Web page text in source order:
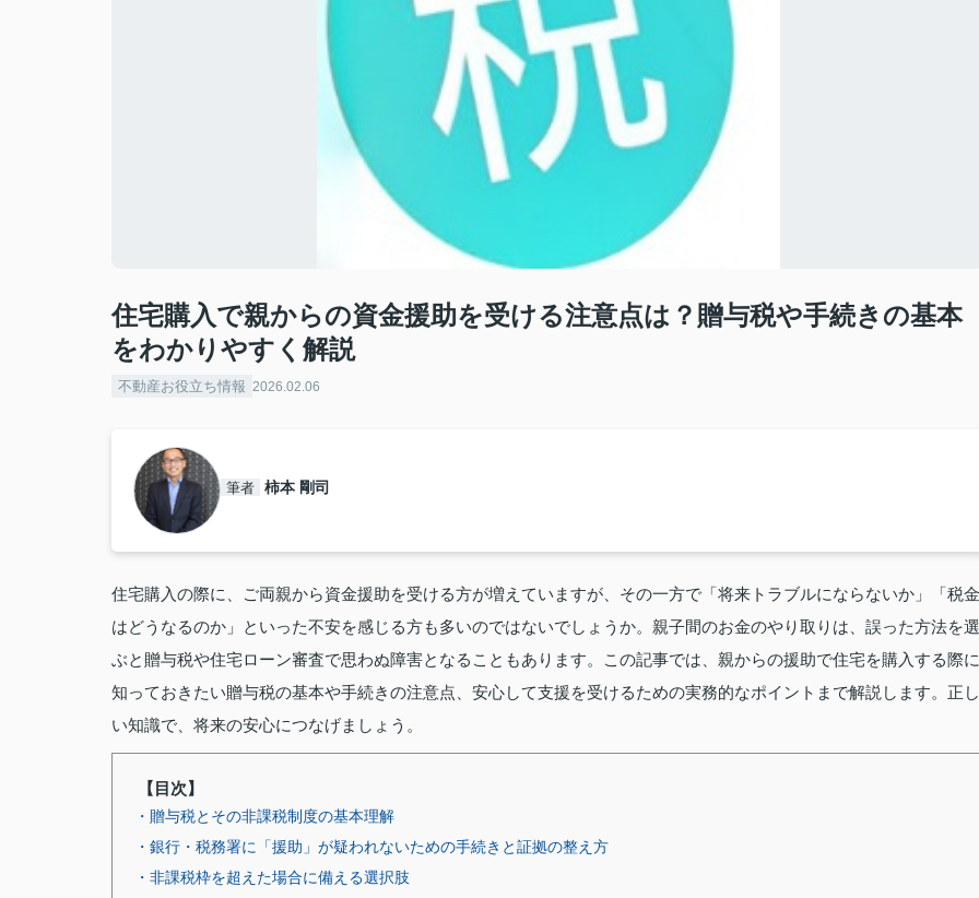
住宅購入で親からの資金援助を受ける注意点は？贈与税や手続きの基本
をわかりやすく解説
不動産お役立ち情報 2026.02.06
筆者 柿本 剛司
住宅購入の際に、ご両親から資金援助を受ける方が増えていますが、その一方で「将来トラブルにならないか」「税金
はどうなるのか」といった不安を感じる方も多いのではないでしょうか。親子間のお金のやり取りは、誤った方法を選
ぶと贈与税や住宅ローン審査で思わぬ障害となることもあります。この記事では、親からの援助で住宅を購入する際に
知っておきたい贈与税の基本や手続きの注意点、安心して支援を受けるための実務的なポイントまで解説します。正し
い知識で、将来の安心につなげましょう。
【目次】
・贈与税とその非課税制度の基本理解
・銀行・税務署に「援助」が疑われないための手続きと証拠の整え方
・非課税枠を超えた場合に備える選択肢